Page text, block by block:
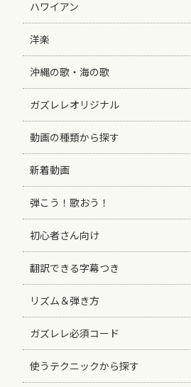
ハワイアン
洋楽
沖縄の歌・海の歌
ガズレレオリジナル
動画の種類から探す
新着動画
弾こう！歌おう！
初心者さん向け
翻訳できる字幕つき
リズム＆弾き方
ガズレレ必須コード
使うテクニックから探す